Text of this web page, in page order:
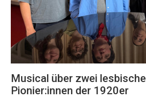
Musical über zwei lesbische
Pionier:innen der 1920er